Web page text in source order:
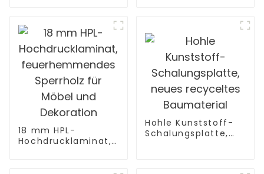
18 mm HPL-
Hochdrucklaminat,
Hohle Kunststoff-
Schalungsplatte,